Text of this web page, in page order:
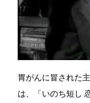
胃がんに冒された
は、「いのち短し